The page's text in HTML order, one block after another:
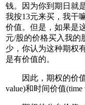
钱。因为你到期日就
我按13元来买，我干
价值。但是，如果是
元/股的价格买入我的
少，你认为这种期权
是有价值的。
因此，期权的价值
value)和时间价值(time